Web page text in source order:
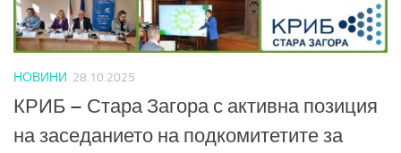
НОВИНИ 28.10.2025
КРИБ – Стара Загора с активна позиция
на заседанието на подкомитетите за